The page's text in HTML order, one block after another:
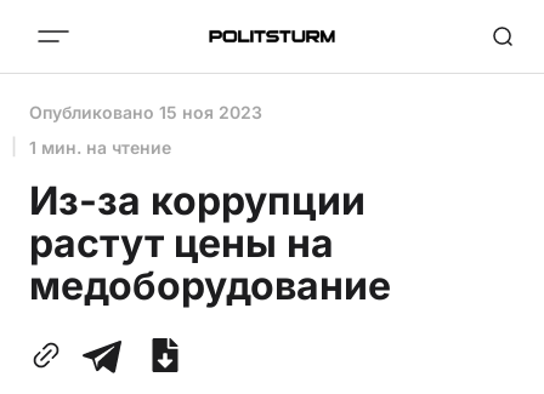
Опубликовано 15 ноя 2023
1 мин. на чтение
Из-за коррупции
растут цены на
медоборудование